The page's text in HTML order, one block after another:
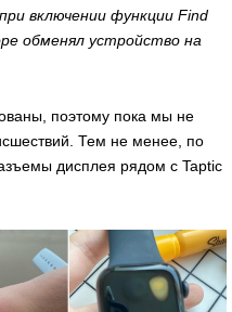
включении функции Find
обменял устройство на
поэтому пока мы не
Тем не менее, по
дисплея рядом с Taptic